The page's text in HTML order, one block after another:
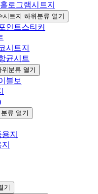
로그램시트지
시트지 하위분류 열기
인트스티커
시트지
균시트
위분류 열기
블보
류 열기
지
기